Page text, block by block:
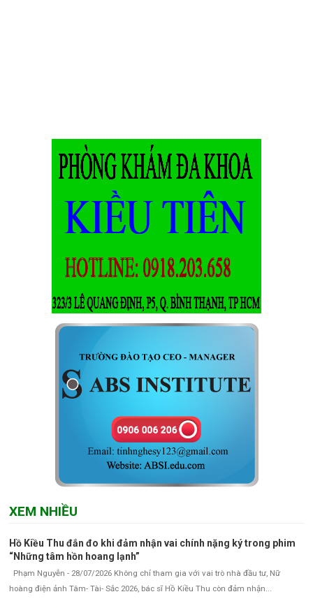
XEM NHIỀU
Hồ Kiều Thu đắn đo khi đảm nhận vai chính nặng ký trong phim
“Những tâm hồn hoang lạnh”
Phạm Nguyễn - 28/07/2026 Không chỉ tham gia với vai trò nhà đầu tư, Nữ
hoàng điện ảnh Tâm- Tài- Sắc 2026, bác sĩ Hồ Kiều Thu còn đảm nhận...